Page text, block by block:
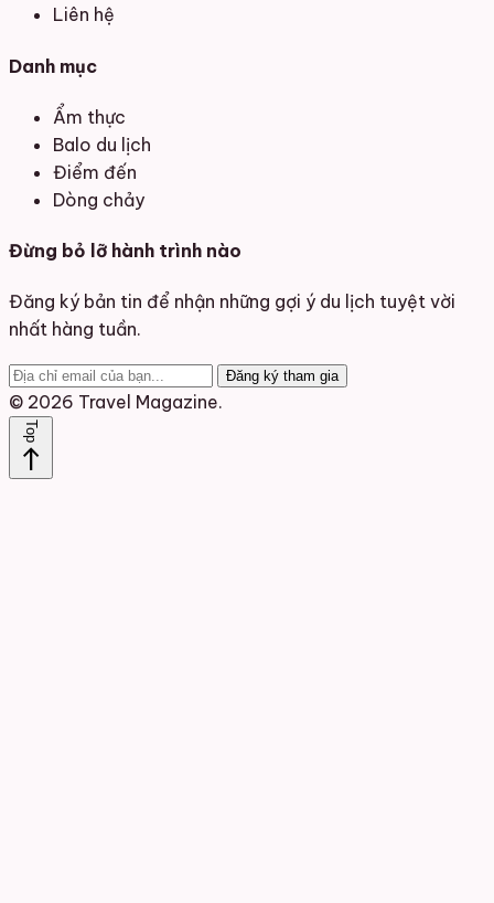
Liên hệ
Danh mục
Ẩm thực
Balo du lịch
Điểm đến
Dòng chảy
Đừng bỏ lỡ hành trình nào
Đăng ký bản tin để nhận những gợi ý du lịch tuyệt vời
nhất hàng tuần.
Đăng ký tham gia
© 2026 Travel Magazine.
Top
north